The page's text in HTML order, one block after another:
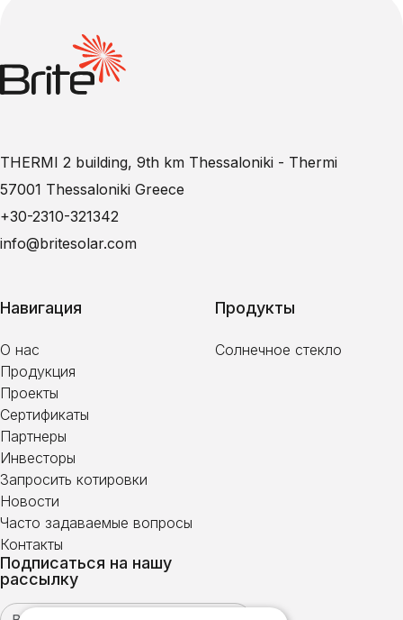
THERMI 2 building, 9th km Thessaloniki - Thermi
57001 Thessaloniki Greece
+30-2310-321342
info@britesolar.com
Навигация
О нас
Продукция
Проекты
Сертификаты
Партнеры
Инвесторы
Запросить котировки
Новости
Часто задаваемые вопросы
Контакты
Продукты
Солнечное стекло
Подписаться на нашу
рассылку